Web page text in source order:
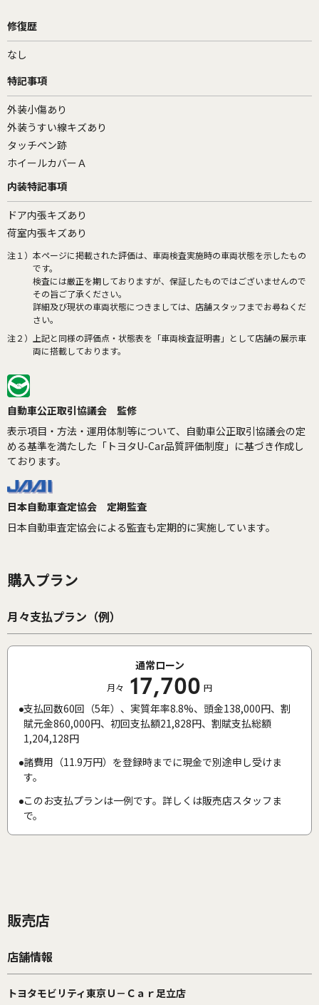
修復歴
なし
特記事項
外装小傷あり
外装うすい線キズあり
タッチペン跡
ホイールカバーＡ
内装特記事項
ドア内張キズあり
荷室内張キズあり
注１） 本ページに掲載された評価は、車両検査実施時の車両状態を示したもの
です。
検査には厳正を期しておりますが、保証したものではございませんので
その旨ご了承ください。
詳細及び現状の車両状態につきましては、店舗スタッフまでお尋ねくだ
さい。
注２）
上記と同様の評価点・状態表を「車両検査証明書」として店舗の展示車
両に搭載しております。
自動車公正取引協議会 監修
表示項目・方法・運用体制等について、自動車公正取引協議会の定
める基準を満たした「トヨタU-Car品質評価制度」に基づき作成し
ております。
日本自動車査定協会 定期監査
日本自動車査定協会による監査も定期的に実施しています。
購入プラン
月々支払プラン（例）
通常ローン
月々 17,700 円
支払回数60回（5年）、実質年率8.8%、頭金138,000円、割
賦元金860,000円、初回支払額21,828円、割賦支払総額
1,204,128円
諸費用（11.9万円）を登録時までに現金で別途申し受けま
す。
このお支払プランは一例です。詳しくは販売店スタッフま
で。
販売店
店舗情報
トヨタモビリティ東京Ｕ－Ｃａｒ足立店